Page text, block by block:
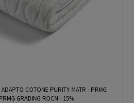
COTONE PURITY MATR - PRMG
PRMG GRADING ROCN - 15%